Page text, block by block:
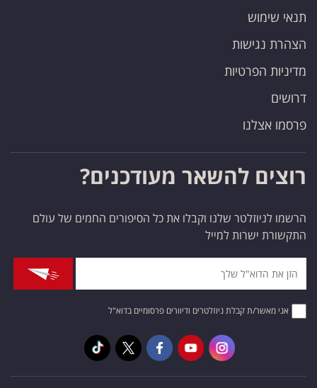
תנאי שימוש
הצהרת נגישות
מדיניות הפרטיות
דרושים
פרסמו אצלנו
רוצים להשאר מעודכנים?
הרשמו לניוזלטר שלנו וקבלו את כל הסיפורים החמים של עולם
התקשורת ישרות למייל
אני מאשר/ת קבלת ניוזלטרים ודיוורים פרסומיים בדוא"ל